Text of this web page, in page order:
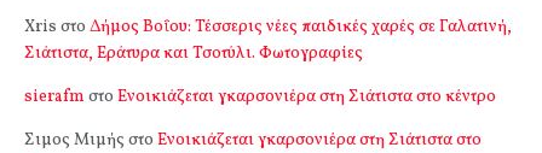
Xris στο Δήμος Βοΐου: Τέσσερις νέες παιδικές χαρές σε Γαλατινή,
Σιάτιστα, Εράτυρα και Τσοτύλι. Φωτογραφίες
sierafm στο Ενοικιάζεται γκαρσονιέρα στη Σιάτιστα στο κέντρο
Σιμος Μιμής στο Ενοικιάζεται γκαρσονιέρα στη Σιάτιστα στο